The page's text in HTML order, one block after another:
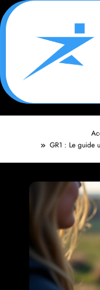
Aller
au
contenu
GR1 : Le guide